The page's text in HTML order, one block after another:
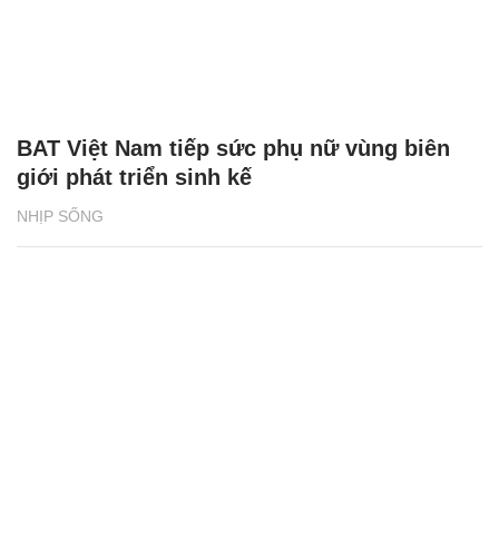
NHỊP SỐNG
BAT Việt Nam tiếp sức phụ nữ vùng biên
giới phát triển sinh kế